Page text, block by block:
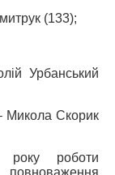
(133);
Урбанський
Микола Скорик
роботи